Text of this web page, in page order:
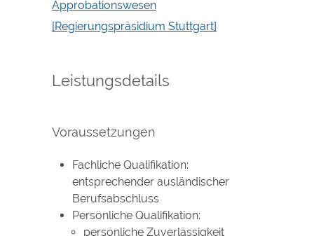
Approbationswesen
[Regierungspräsidium Stuttgart]
Leistungsdetails
Voraussetzungen
Fachliche Qualifikation:
entsprechender ausländischer
Berufsabschluss
Persönliche Qualifikation:
persönliche Zuverlässigkeit